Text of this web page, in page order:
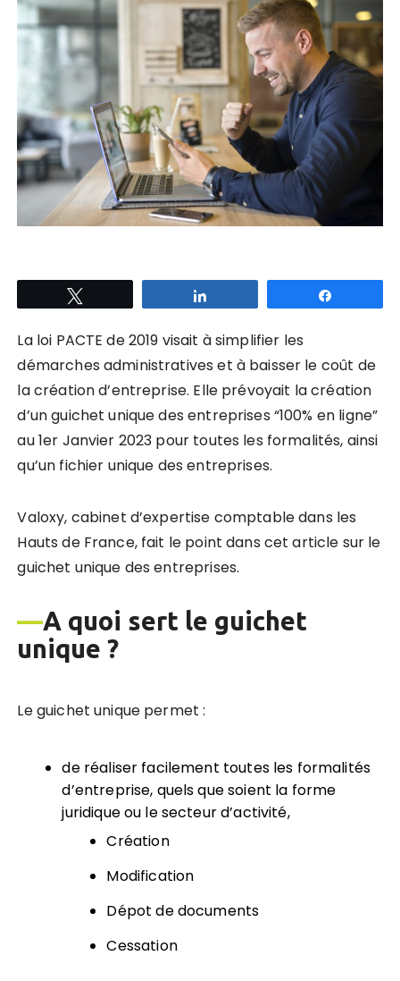
La loi PACTE de 2019 visait à simplifier les
démarches administratives et à baisser le coût de
la création d’entreprise. Elle prévoyait la création
d’un guichet unique des entreprises “100% en ligne”
au 1er Janvier 2023 pour toutes les formalités, ainsi
qu’un fichier unique des entreprises.
Valoxy, cabinet d’expertise comptable dans les
Hauts de France, fait le point dans cet article sur le
guichet unique des entreprises.
—A quoi sert le guichet
unique ?
Le guichet unique permet :
de réaliser facilement toutes les formalités
d’entreprise, quels que soient la forme
juridique ou le secteur d’activité,
Création
Modification
Dépot de documents
Cessation